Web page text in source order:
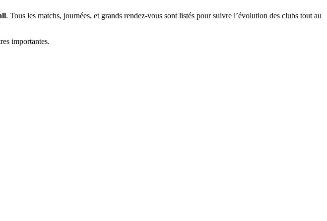
. Tous les matchs, journées, et grands rendez-vous sont listés pour suivre l’évolution des clubs tout au
importantes.